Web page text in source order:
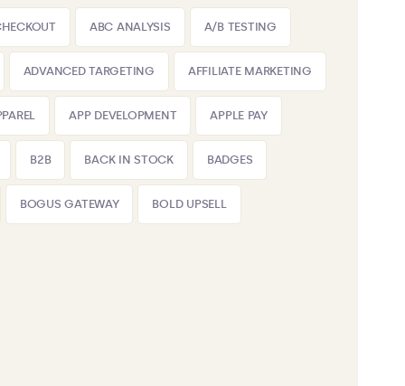
ABC ANALYSIS A/B TESTING
ADVANCED TARGETING AFFILIATE MARKETING
APP DEVELOPMENT APPLE PAY
B2B BACK IN STOCK BADGES
BOGUS GATEWAY BOLD UPSELL